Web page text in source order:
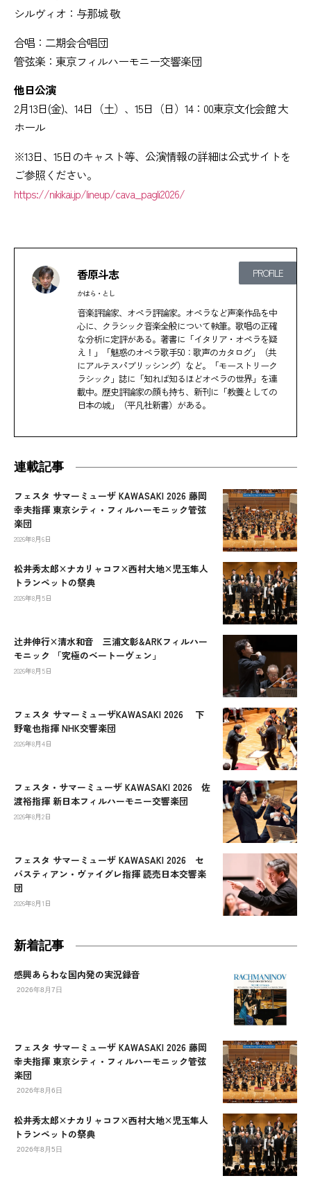
シルヴィオ：与那城 敬
合唱：二期会合唱団
管弦楽：東京フィルハーモニー交響楽団
他日公演
2月13日(金)、14日（土）、15日（日）14：00東京文化会館 大
ホール
※13日、15日のキャスト等、公演情報の詳細は公式サイトを
ご参照ください。
https://nikikai.jp/lineup/cava_pagli2026/
PROFILE
香原斗志
かはら・とし
音楽評論家、オペラ評論家。オペラなど声楽作品を中
心に、クラシック音楽全般について執筆。歌唱の正確
な分析に定評がある。著書に「イタリア・オペラを疑
え！」「魅惑のオペラ歌手50：歌声のカタログ」（共
にアルテスパブリッシング）など。「モーストリーク
ラシック」誌に「知れば知るほどオペラの世界」を連
載中。歴史評論家の顔も持ち、新刊に「教養としての
日本の城」（平凡社新書）がある。
連載記事
フェスタ サマーミューザ KAWASAKI 2026 藤岡
幸夫指揮 東京シティ・フィルハーモニック管弦
楽団
2026年8月6日
松井秀太郎×ナカリャコフ×西村大地×児玉隼人
トランペットの祭典
2026年8月5日
辻󠄀井伸行×清水和音 三浦文彰&ARKフィルハー
モニック 「究極のベートーヴェン」
2026年8月5日
フェスタ サマーミューザKAWASAKI 2026 下
野竜也指揮 NHK交響楽団
2026年8月4日
フェスタ・サマーミューザ KAWASAKI 2026 佐
渡裕指揮 新日本フィルハーモニー交響楽団
2026年8月2日
フェスタ サマーミューザ KAWASAKI 2026 セ
バスティアン・ヴァイグレ指揮 読売日本交響楽
団
2026年8月1日
新着記事
感興あらわな国内発の実況録音
2026年8月7日
フェスタ サマーミューザ KAWASAKI 2026 藤岡
幸夫指揮 東京シティ・フィルハーモニック管弦
楽団
2026年8月6日
松井秀太郎×ナカリャコフ×西村大地×児玉隼人
トランペットの祭典
2026年8月5日